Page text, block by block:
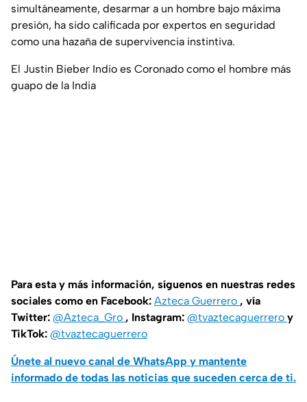
simultáneamente, desarmar a un hombre bajo máxima
presión, ha sido calificada por expertos en seguridad
como una hazaña de supervivencia instintiva.
El Justin Bieber Indio es Coronado como el hombre más
guapo de la India
Para esta y más información, síguenos en nuestras redes
sociales como en Facebook: Azteca Guerrero , vía
Twitter: @Azteca_Gro , Instagram: @tvaztecaguerrero y
TikTok: @tvaztecaguerrero
Únete al nuevo canal de WhatsApp y mantente
informado de todas las noticias que suceden cerca de ti.